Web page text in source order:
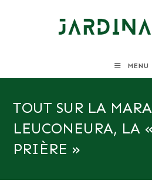
MENU
TOUT SUR LA
LEUCONEURA, LA
PRIÈRE »